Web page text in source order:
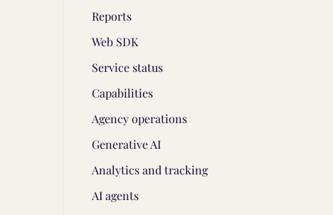
Reports
Web SDK
Service status
Capabilities
Agency operations
Generative AI
Analytics and tracking
AI agents